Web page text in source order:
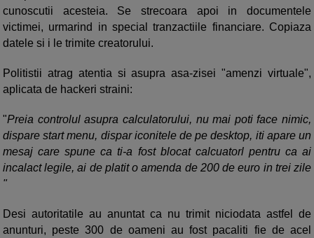
cunoscutii acesteia. Se strecoara apoi in documentele
victimei, urmarind in special tranzactiile financiare. Copiaza
datele si i le trimite creatorului.
Politistii atrag atentia si asupra asa-zisei "amenzi virtuale",
aplicata de hackeri straini:
"Preia controlul asupra calculatorului, nu mai poti face nimic,
dispare start menu, dispar iconitele de pe desktop, iti apare un
mesaj care spune ca ti-a fost blocat calcuatorl pentru ca ai
incalact legile, ai de platit o amenda de 200 de euro in trei zile
"
Desi autoritatile au anuntat ca nu trimit niciodata astfel de
anunturi, peste 300 de oameni au fost pacaliti fie de acel